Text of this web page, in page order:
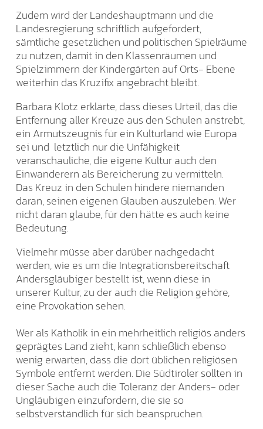
Zudem wird der Landeshauptmann und die
Landesregierung schriftlich aufgefordert,
sämtliche gesetzlichen und politischen Spielräume
zu nutzen, damit in den Klassenräumen und
Spielzimmern der Kindergärten auf Orts- Ebene
weiterhin das Kruzifix angebracht bleibt.
Barbara Klotz erklärte, dass dieses Urteil, das die
Entfernung aller Kreuze aus den Schulen anstrebt,
ein Armutszeugnis für ein Kulturland wie Europa
sei und letztlich nur die Unfähigkeit
veranschauliche, die eigene Kultur auch den
Einwanderern als Bereicherung zu vermitteln.
Das Kreuz in den Schulen hindere niemanden
daran, seinen eigenen Glauben auszuleben. Wer
nicht daran glaube, für den hätte es auch keine
Bedeutung.
Vielmehr müsse aber darüber nachgedacht
werden, wie es um die Integrationsbereitschaft
Andersgläubiger bestellt ist, wenn diese in
unserer Kultur, zu der auch die Religion gehöre,
eine Provokation sehen.
Wer als Katholik in ein mehrheitlich religiös anders
geprägtes Land zieht, kann schließlich ebenso
wenig erwarten, dass die dort üblichen religiösen
Symbole entfernt werden. Die Südtiroler sollten in
dieser Sache auch die Toleranz der Anders- oder
Ungläubigen einzufordern, die sie so
selbstverständlich für sich beanspruchen.